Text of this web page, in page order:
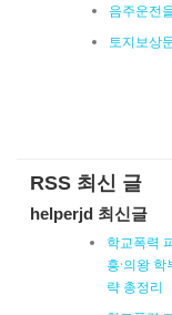
음주운전
토지보상
RSS 최신 글
helperjd 최신글
학교폭력
흥·의왕
략 총정리